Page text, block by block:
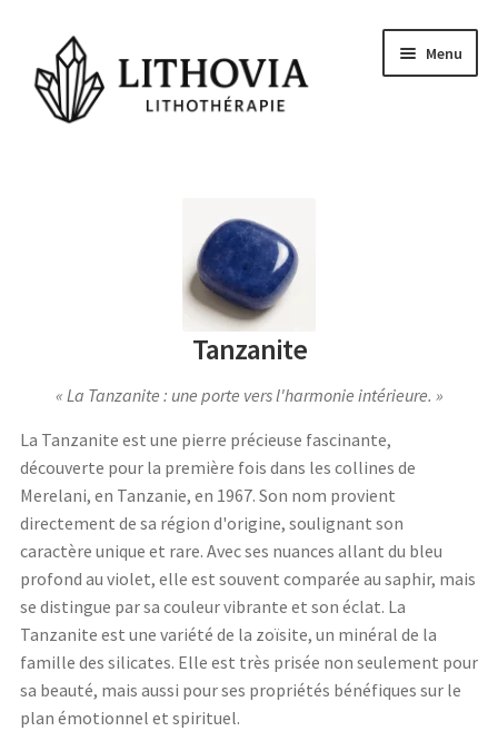
navigation
au
contenu
Menu
Signes Astrologiques
Questions
Voyance Gratuite
Tanzanite
La Tanzanite : une porte vers l'harmonie intérieure.
La Tanzanite est une pierre précieuse fascinante,
découverte pour la première fois dans les collines de
Merelani, en Tanzanie, en 1967. Son nom provient
directement de sa région d'origine, soulignant son
caractère unique et rare. Avec ses nuances allant du bleu
profond au violet, elle est souvent comparée au saphir, mais
se distingue par sa couleur vibrante et son éclat. La
Tanzanite est une variété de la zoïsite, un minéral de la
famille des silicates. Elle est très prisée non seulement pour
sa beauté, mais aussi pour ses propriétés bénéfiques sur le
plan émotionnel et spirituel.